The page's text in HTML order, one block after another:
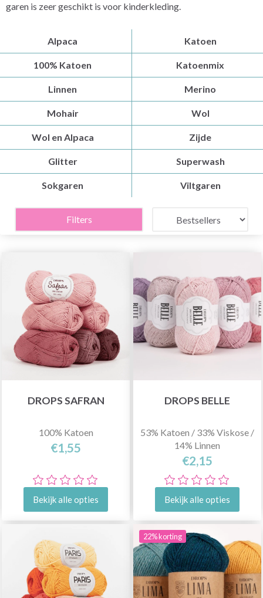
garen is zeer geschikt is voor kinderkleding.
Alpaca Katoen
100% Katoen Katoenmix
Linnen Merino
Mohair Wol
Wol en Alpaca Zijde
Glitter Superwash
Sokgaren Viltgaren
Filters
DROPS SAFRAN
100% Katoen
€1,55
Bekijk alle opties
DROPS BELLE
53% Katoen / 33% Viskose /
14% Linnen
€2,15
Bekijk alle opties
22% korting